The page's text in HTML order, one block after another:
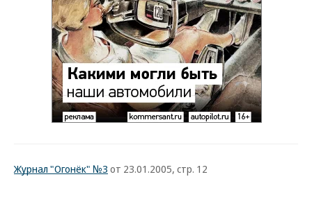
Журнал "Огонёк" №3 от 23.01.2005, стр. 12